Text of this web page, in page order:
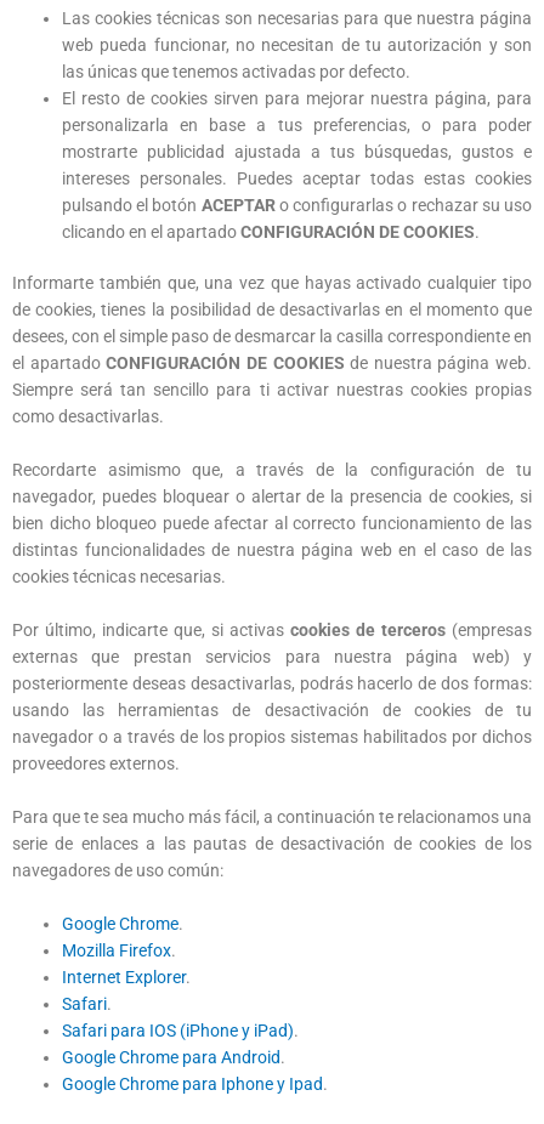
Las cookies técnicas son necesarias para que nuestra página
web pueda funcionar, no necesitan de tu autorización y son
las únicas que tenemos activadas por defecto.
El resto de cookies sirven para mejorar nuestra página, para
personalizarla en base a tus preferencias, o para poder
mostrarte publicidad ajustada a tus búsquedas, gustos e
intereses personales. Puedes aceptar todas estas cookies
pulsando el botón ACEPTARo configurarlas o rechazar su uso
clicando en el apartadoCONFIGURACIÓN DE COOKIES.
Informarte también que, una vez que hayas activado cualquier tipo
de cookies, tienes la posibilidad de desactivarlas en el momento que
desees, con el simple paso de desmarcar la casilla correspondiente en
el apartadoCONFIGURACIÓN DE COOKIESde nuestra página web.
Siempre será tan sencillo para ti activar nuestras cookies propias
como desactivarlas.
Recordarte asimismo que, a través de la configuración de tu
navegador, puedes bloquear o alertar de la presencia de cookies, si
bien dicho bloqueo puede afectar al correcto funcionamiento de las
distintas funcionalidades de nuestra página web en el caso de las
cookies técnicas necesarias.
Por último, indicarte que, si activas cookies de terceros (empresas
externas que prestan servicios para nuestra página web) y
posteriormente deseas desactivarlas, podrás hacerlo de dos formas:
usando las herramientas de desactivación de cookies de tu
navegador o a través de los propios sistemas habilitados por dichos
proveedores externos.
Para que te sea mucho más fácil, a continuación te relacionamos una
serie de enlaces a las pautas de desactivación de cookies de los
navegadores de uso común:
Google Chrome.
Mozilla Firefox.
Internet Explorer.
Safari.
Safari para IOS (iPhone y iPad).
Google Chrome para Android.
Google Chrome para Iphone y Ipad.